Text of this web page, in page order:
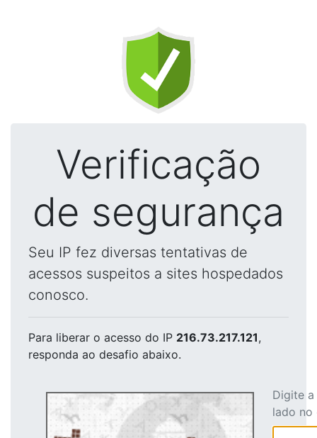
Verificação
de segurança
Seu IP fez diversas tentativas de
acessos suspeitos a sites hospedados
conosco.
Para liberar o acesso do IP 216.73.217.121,
responda ao desafio abaixo.
Digite
lado no